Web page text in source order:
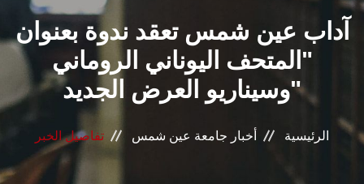
الشئون الأكاديمية
البحث العلمي
المراكز والوحدات
آداب عين شمس تعقد ندوة بعنوان
"المتحف اليوناني الروماني
وسيناريو العرض الجديد"
الرئيسية أخبار جامعة عين شمس تفاصيل الخبر